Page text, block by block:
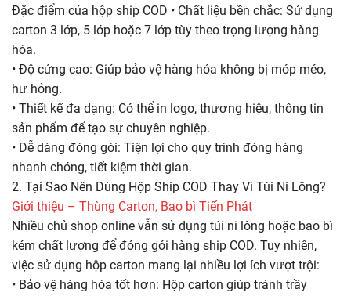
Đặc điểm của hộp ship COD • Chất liệu bền chắc: Sử dụng
carton 3 lớp, 5 lớp hoặc 7 lớp tùy theo trọng lượng hàng
hóa.
• Độ cứng cao: Giúp bảo vệ hàng hóa không bị móp méo,
hư hỏng.
• Thiết kế đa dạng: Có thể in logo, thương hiệu, thông tin
sản phẩm để tạo sự chuyên nghiệp.
• Dễ dàng đóng gói: Tiện lợi cho quy trình đóng hàng
nhanh chóng, tiết kiệm thời gian.
2. Tại Sao Nên Dùng Hộp Ship COD Thay Vì Túi Ni Lông?
Giới thiệu – Thùng Carton, Bao bì Tiến Phát
Nhiều chủ shop online vẫn sử dụng túi ni lông hoặc bao bì
kém chất lượng để đóng gói hàng ship COD. Tuy nhiên,
việc sử dụng hộp carton mang lại nhiều lợi ích vượt trội:
• Bảo vệ hàng hóa tốt hơn: Hộp carton giúp tránh trầy